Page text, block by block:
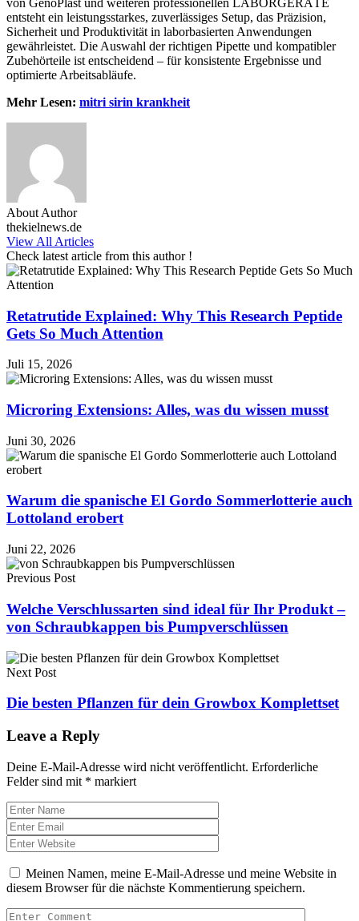
entsteht ein leistungsstarkes, zuverlässiges Setup, das Präzision,
Sicherheit und Produktivität in laborbasierten Anwendungen
gewährleistet. Die Auswahl der richtigen Pipette und kompatibler
Zubehörteile ist entscheidend – für konsistente Ergebnisse und
optimierte Arbeitsabläufe.
Mehr Lesen: mitri sirin krankheit
About Author
thekielnews.de
View All Articles
Check latest article from this author !
Retatrutide Explained: Why This Research Peptide
Gets So Much Attention
Juli 15, 2026
Microring Extensions: Alles, was du wissen musst
Juni 30, 2026
Warum die spanische El Gordo Sommerlotterie auch
Lottoland erobert
Juni 22, 2026
Previous Post
Welche Verschlussarten sind ideal für Ihr Produkt –
von Schraubkappen bis Pumpverschlüssen
Next Post
Die besten Pflanzen für dein Growbox Komplettset
Leave a Reply
Deine E-Mail-Adresse wird nicht veröffentlicht. Erforderliche
Felder sind mit * markiert
Meinen Namen, meine E-Mail-Adresse und meine Website in
diesem Browser für die nächste Kommentierung speichern.